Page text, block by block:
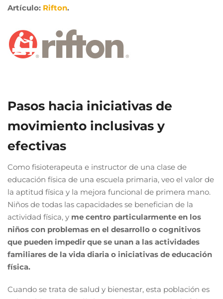
Artículo: Rifton.
Pasos hacia iniciativas de
movimiento inclusivas y
efectivas
Como fisioterapeuta e instructor de una clase de
educación física de una escuela primaria, veo el valor de
la aptitud física y la mejora funcional de primera mano.
Niños de todas las capacidades se benefician de la
actividad física, y me centro particularmente en los
niños con problemas en el desarrollo o cognitivos
que pueden impedir que se unan a las actividades
familiares de la vida diaria o iniciativas de educación
física.
Cuando se trata de salud y bienestar, esta población es